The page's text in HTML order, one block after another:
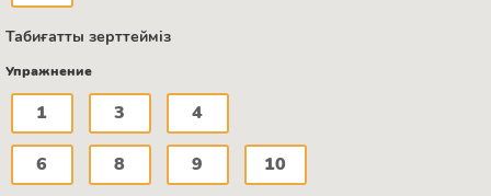
Табиғатты зерттейміз
Упражнение
1 3 4
6 8 9 10